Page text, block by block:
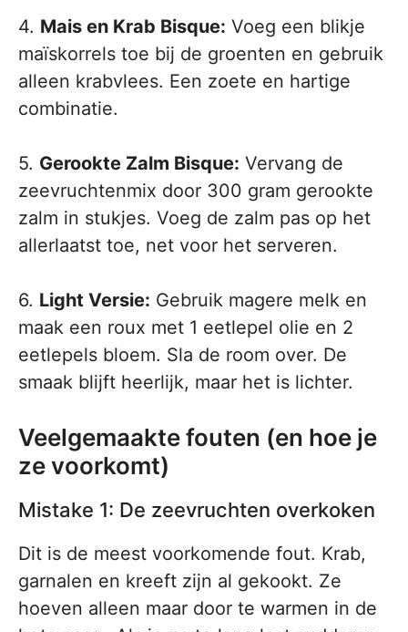
4. Mais en Krab Bisque: Voeg een blikje
maïskorrels toe bij de groenten en gebruik
alleen krabvlees. Een zoete en hartige
combinatie.
5. Gerookte Zalm Bisque: Vervang de
zeevruchtenmix door 300 gram gerookte
zalm in stukjes. Voeg de zalm pas op het
allerlaatst toe, net voor het serveren.
6. Light Versie: Gebruik magere melk en
maak een roux met 1 eetlepel olie en 2
eetlepels bloem. Sla de room over. De
smaak blijft heerlijk, maar het is lichter.
Veelgemaakte fouten (en hoe je
ze voorkomt)
Mistake 1: De zeevruchten overkoken
Dit is de meest voorkomende fout. Krab,
garnalen en kreeft zijn al gekookt. Ze
hoeven alleen maar door te warmen in de